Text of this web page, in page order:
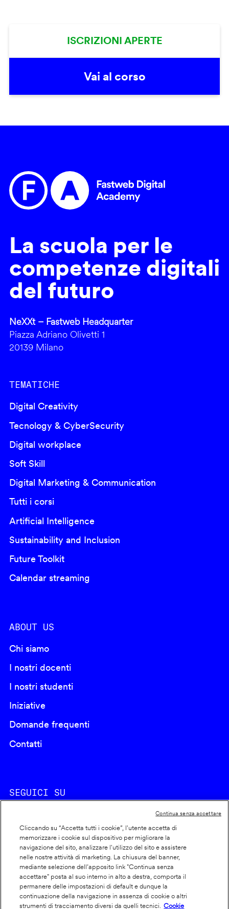
ISCRIZIONI APERTE
Vai al corso
La scuola per le
competenze digitali
del futuro
NeXXt – Fastweb Headquarter
Piazza Adriano Olivetti 1
20139 Milano
TEMATICHE
Digital Creativity
Tecnology & CyberSecurity
Digital workplace
Soft Skill
Digital Marketing & Communication
Tutti i corsi
Artificial Intelligence
Sustainability and Inclusion
Future Toolkit
Calendar streaming
ABOUT US
Chi siamo
I nostri docenti
I nostri studenti
Iniziative
Domande frequenti
Contatti
SEGUICI SU
Footer
info
Cookie policy
Dichiarazione di accessibilità
Privacy
Cliccando su “Accetta tutti i cookie”, l'utente accetta di
memorizzare i cookie sul dispositivo per migliorare la
navigazione del sito, analizzare l'utilizzo del sito e assistere
nelle nostre attività di marketing. La chiusura del banner,
mediante selezione dell’apposito link "Continua senza
accettare" posta al suo interno in alto a destra, comporta il
permanere delle impostazioni di default e dunque la
continuazione della navigazione in assenza di cookie o altri
strumenti di tracciamento diversi da quelli tecnici.
Cookie
Continua senza accettare